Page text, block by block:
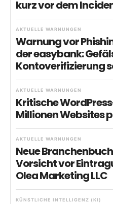
kurz vor dem
AKTUELLE WARNUNGEN
Warnung vor
der easybank:
Kontoverifizierung
AKTUELLE WARNUNGEN
Kritische
Millionen Websites
AKTUELLE WARNUNGEN
Neue
Vorsicht vor
Olea Marketing LLC
KÜNSTLICHE INTELLIGENZ (KI)